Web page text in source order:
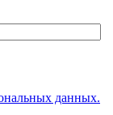
данных.